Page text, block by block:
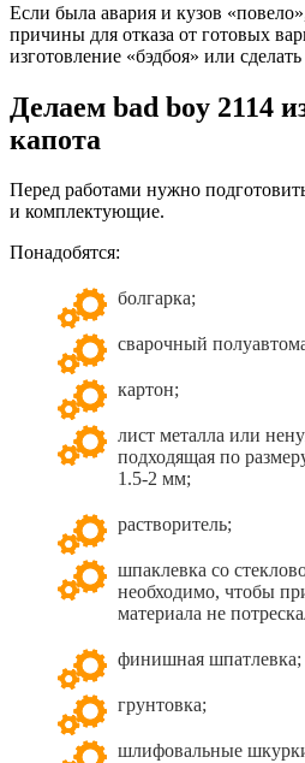
Если была авария и кузов
причины для отказа от готовых
изготовление «бэдбоя» или
Делаем bad boy 2114
капота
Перед работами нужно
и комплектующие.
Понадобятся:
болгарка;
сварочный
картон;
лист металла или
подходящая по
1.5-2 мм;
растворитель;
шпаклевка со
необходимо, чтобы
материала не
финишная шпатлевка;
грунтовка;
шлифовальные